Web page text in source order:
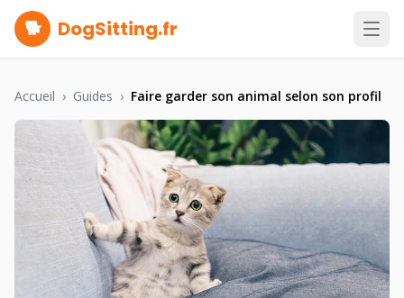
🐕 DogSitting.fr
Accueil › Guides › Faire garder son animal selon son profil